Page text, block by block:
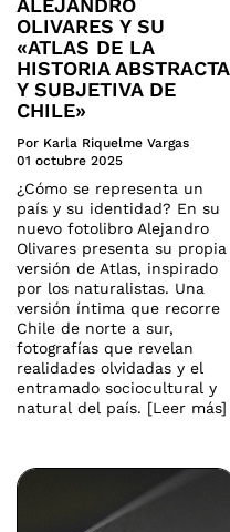
OLIVARES Y SU
«ATLAS DE LA
HISTORIA ABSTRACTA
Y SUBJETIVA DE
CHILE»
Por Karla Riquelme Vargas
01 octubre 2025
¿Cómo se representa un
país y su identidad? En su
nuevo fotolibro Alejandro
Olivares presenta su propia
versión de Atlas, inspirado
por los naturalistas. Una
versión íntima que recorre
Chile de norte a sur,
fotografías que revelan
realidades olvidadas y el
entramado sociocultural y
natural del país. [Leer más]